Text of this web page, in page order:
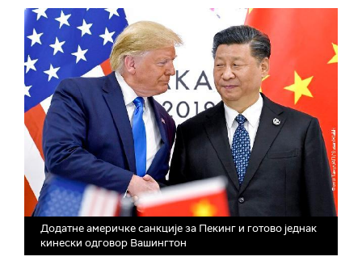
Додатне америчке санкције за Пекинг и готово једнак
кинески одговор Вашингтон